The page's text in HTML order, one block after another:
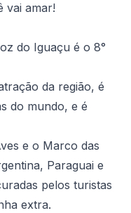
vai amar!
do Iguaçu é o 8°
da região, é
do mundo, e é
e o Marco das
Paraguai e
pelos turistas
extra.